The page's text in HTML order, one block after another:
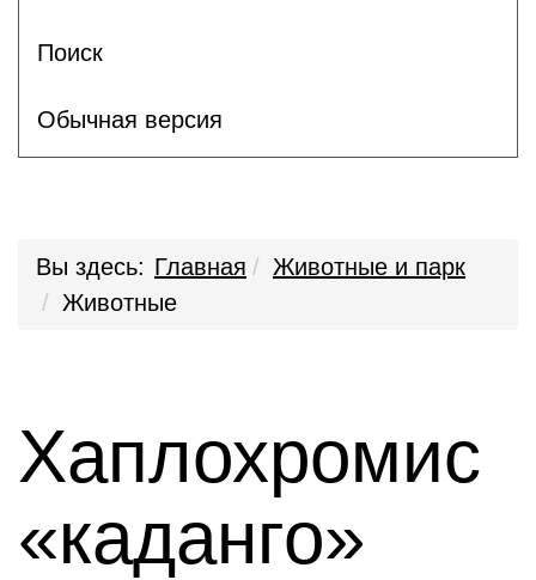
Поиск
Обычная версия
Вы здесь: Главная
Животные и парк
Животные
Хаплохромис
«каданго»